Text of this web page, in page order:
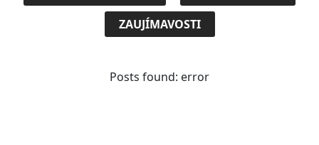
ZAUJÍMAVOSTI
Posts found: error